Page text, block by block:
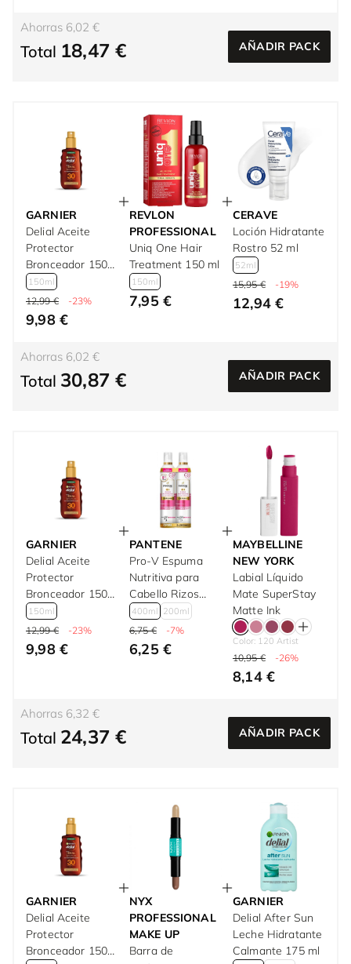
Ahorras 6,02 €
Total 18,47 € AÑADIR PACK
GARNIER
Delial Aceite
Protector
Bronceador 150
ml
150ml
12,99 € -23%
9,98 €
REVLON
PROFESSIONAL
Uniq One Hair
Treatment 150 ml
150ml
7,95 €
CERAVE
Loción Hidratante
Rostro 52 ml
52ml
15,95 € -19%
12,94 €
Ahorras 6,02 €
Total 30,87 € AÑADIR PACK
GARNIER
Delial Aceite
Protector
Bronceador 150
ml
150ml
12,99 € -23%
9,98 €
PANTENE
Pro-V Espuma
Nutritiva para
Cabello Rizos
Definidos 400 ml
400ml 200ml
6,75 € -7%
6,25 €
MAYBELLINE
NEW YORK
Labial Líquido
Mate SuperStay
Matte Ink
Color: 120 Artist
10,95 € -26%
8,14 €
Ahorras 6,32 €
Total 24,37 € AÑADIR PACK
GARNIER
Delial Aceite
Protector
Bronceador 150
NYX
PROFESSIONAL
MAKE UP
Barra de
GARNIER
Delial After Sun
Leche Hidratante
Calmante 175 ml